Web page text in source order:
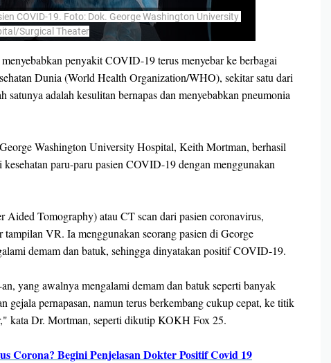
COVID-19. Foto: Dok. George Washington University
Surgical Theater
penyakit COVID-19 terus menyebar ke berbagai
Dunia (World Health Organization/WHO), sekitar satu dari
adalah kesulitan bernapas dan menyebabkan pneumonia
Washington University Hospital, Keith Mortman, berhasil
paru-paru pasien COVID-19 dengan menggunakan
Tomography) atau CT scan dari pasien coronavirus,
tampilan VR. Ia menggunakan seorang pasien di George
demam dan batuk, sehingga dinyatakan positif COVID-19.
yang awalnya mengalami demam dan batuk seperti banyak
gejala pernapasan, namun terus berkembang cukup cepat, ke titik
kata Dr. Mortman, seperti dikutip KOKH Fox 25.
Corona? Begini Penjelasan Dokter Positif Covid 19